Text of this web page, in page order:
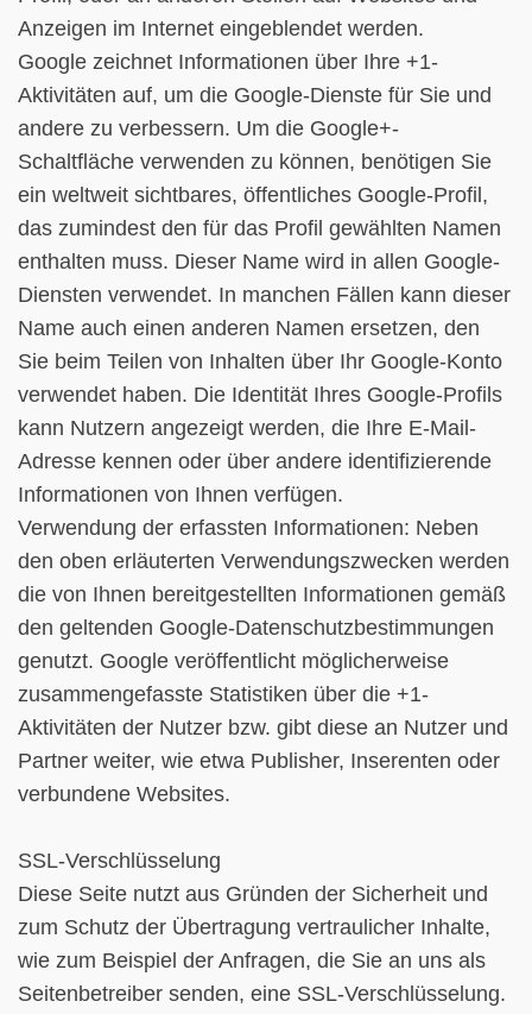
Anzeigen im Internet eingeblendet werden.
Google zeichnet Informationen über Ihre +1-
Aktivitäten auf, um die Google-Dienste für Sie und
andere zu verbessern. Um die Google+-
Schaltfläche verwenden zu können, benötigen Sie
ein weltweit sichtbares, öffentliches Google-Profil,
das zumindest den für das Profil gewählten Namen
enthalten muss. Dieser Name wird in allen Google-
Diensten verwendet. In manchen Fällen kann dieser
Name auch einen anderen Namen ersetzen, den
Sie beim Teilen von Inhalten über Ihr Google-Konto
verwendet haben. Die Identität Ihres Google-Profils
kann Nutzern angezeigt werden, die Ihre E-Mail-
Adresse kennen oder über andere identifizierende
Informationen von Ihnen verfügen.
Verwendung der erfassten Informationen: Neben
den oben erläuterten Verwendungszwecken werden
die von Ihnen bereitgestellten Informationen gemäß
den geltenden Google-Datenschutzbestimmungen
genutzt. Google veröffentlicht möglicherweise
zusammengefasste Statistiken über die +1-
Aktivitäten der Nutzer bzw. gibt diese an Nutzer und
Partner weiter, wie etwa Publisher, Inserenten oder
verbundene Websites.
SSL-Verschlüsselung
Diese Seite nutzt aus Gründen der Sicherheit und
zum Schutz der Übertragung vertraulicher Inhalte,
wie zum Beispiel der Anfragen, die Sie an uns als
Seitenbetreiber senden, eine SSL-Verschlüsselung.